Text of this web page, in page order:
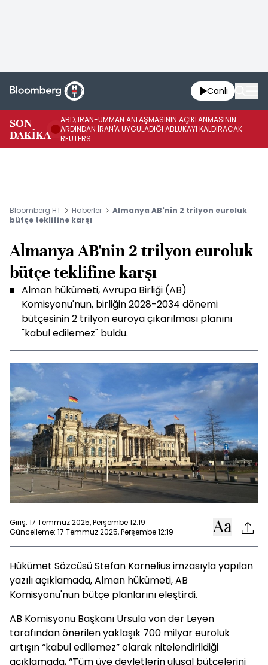
Canlı
SON
DAKİKA
ABD, İRAN-UMMAN ANLAŞMASININ AÇIKLANMASININ
ARDINDAN İRAN'A UYGULADIĞI ABLUKAYI KALDIRACAK -
REUTERS
Bloomberg HT Haberler
Almanya AB'nin 2 trilyon euroluk
bütçe teklifine karşı
Almanya AB'nin 2 trilyon euroluk
bütçe teklifine karşı
Alman hükümeti, Avrupa Birliği (AB)
Komisyonu'nun, birliğin 2028-2034 dönemi
bütçesinin 2 trilyon euroya çıkarılması planını
"kabul edilemez" buldu.
Giriş: 17 Temmuz 2025, Perşembe 12:19
Güncelleme: 17 Temmuz 2025, Perşembe 12:19
Hükümet Sözcüsü Stefan Kornelius imzasıyla yapılan
yazılı açıklamada, Alman hükümeti, AB
Komisyonu'nun bütçe planlarını eleştirdi.
AB Komisyonu Başkanı Ursula von der Leyen
tarafından önerilen yaklaşık 700 milyar euroluk
artışın “kabul edilemez” olarak nitelendirildiği
açıklamada, “Tüm üye devletlerin ulusal bütçelerini